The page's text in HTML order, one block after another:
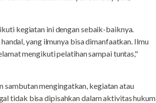
kegiatan ini dengan sebaik-baiknya.
yang ilmunya bisa dimanfaatkan. Ilmu
mengikuti pelatihan sampai tuntas,"
sambutan mengingatkan, kegiatan atau
tidak bisa dipisahkan dalam aktivitas hukum